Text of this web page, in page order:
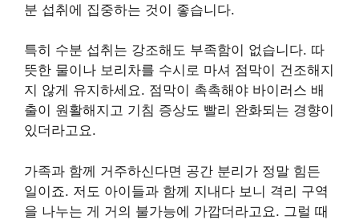
분 섭취에 집중하는 것이 좋습니다.
특히 수분 섭취는 강조해도 부족함이 없습니다. 따
뜻한 물이나 보리차를 수시로 마셔 점막이 건조해지
지 않게 유지하세요. 점막이 촉촉해야 바이러스 배
출이 원활해지고 기침 증상도 빨리 완화되는 경향이
있더라고요.
가족과 함께 거주하신다면 공간 분리가 정말 힘든
일이죠. 저도 아이들과 함께 지내다 보니 격리 구역
을 나누는 게 거의 불가능에 가깝더라고요. 그럴 때